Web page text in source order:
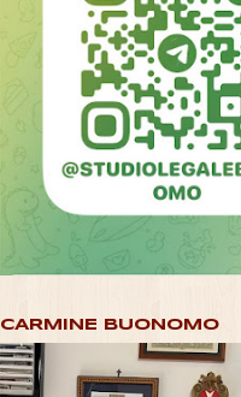
CARMINE BUONOMO